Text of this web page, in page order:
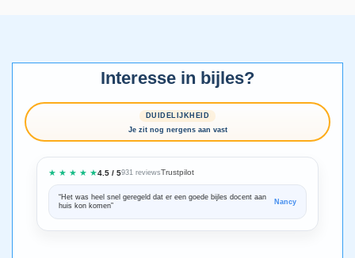
Interesse in bijles?
DUIDELIJKHEID
Je zit nog nergens aan vast
★ ★ ★ ★ ★4.5 / 5931 reviewsTrustpilot
“Het was heel snel geregeld dat er een goede bijles docent aan
huis kon komen”
Nancy